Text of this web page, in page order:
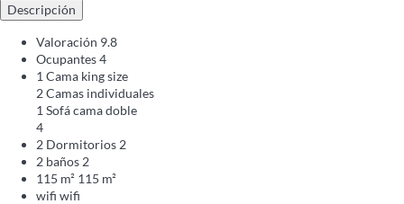
Descripción
Valoración 9.8
Ocupantes4
1 Cama king size
2 Camas individuales
1 Sofá cama doble
4
2 Dormitorios 2
2 baños 2
115 m² 115 m²
wifi wifi